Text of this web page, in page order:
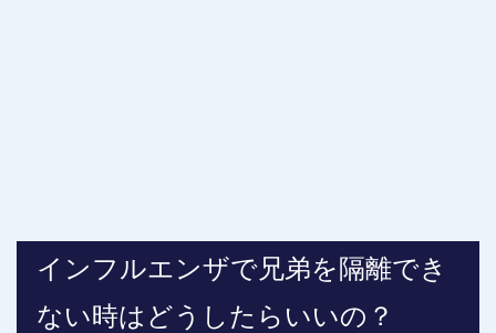
インフルエンザで兄弟を隔離でき
ない時はどうしたらいいの？